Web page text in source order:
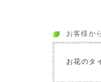
お客様か
お花のタ